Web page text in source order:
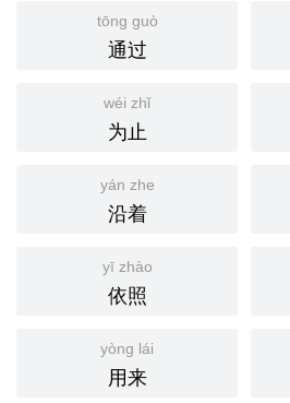
tōng guò
通过
wéi zhǐ
为止
yán zhe
沿着
yī zhào
依照
yòng lái
用来